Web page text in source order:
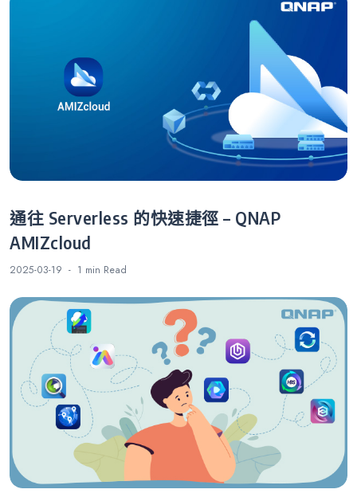
通往 Serverless 的快速捷徑 – QNAP
AMIZcloud
2025-03-19 1 min Read